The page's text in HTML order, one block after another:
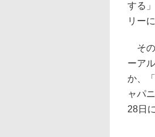
する
リー
その
ーア
か、
ャパ
28日